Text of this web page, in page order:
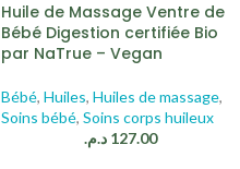
Huile de Massage Ventre de
Bébé Digestion certifiée Bio
par NaTrue – Vegan
Bébé, Huiles, Huiles de massage,
Soins bébé, Soins corps huileux
127.00 د.م.